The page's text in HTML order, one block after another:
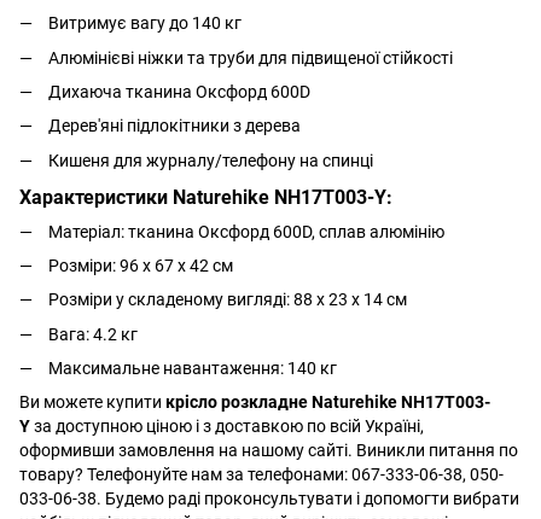
Витримує вагу до 140 кг
Алюмінієві ніжки та труби для підвищеної стійкості
Дихаюча тканина Оксфорд 600D
Дерев'яні підлокітники з дерева
Кишеня для журналу/телефону на спинці
Характеристики Naturehike NH17T003-Y:
Матеріал:тканина Оксфорд 600D, сплав алюмінію
Розміри: 96 х 67 х 42 см
Розміри у складеному вигляді:88 x 23 x 14 см
Вага: 4.2 кг
Максимальне навантаження: 140 кг
Ви можете купити крісло розкладне Naturehike NH17T003-
Yза доступною ціною і з доставкою по всій Україні,
оформивши замовлення на нашому сайті. Виникли питання по
товару? Телефонуйте нам за телефонами: 067-333-06-38, 050-
033-06-38. Будемо раді проконсультувати і допомогти вибрати